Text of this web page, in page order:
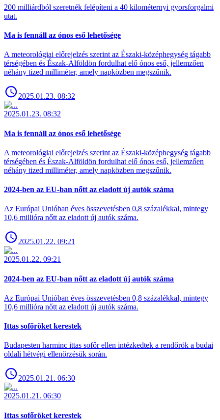
200 milliárdból szeretnék felépíteni a 40 kilométernyi gyorsforgalmi
utat.
Ma is fennáll az ónos eső lehetősége
A meteorológiai előrejelzés szerint az Északi-középhegység tágabb
térségében és Észak-Alföldön fordulhat elő ónos eső, jellemzően
néhány tized milliméter, amely napközben megszűnik.
2025.01.23. 08:32
2025.01.23. 08:32
Ma is fennáll az ónos eső lehetősége
A meteorológiai előrejelzés szerint az Északi-középhegység tágabb
térségében és Észak-Alföldön fordulhat elő ónos eső, jellemzően
néhány tized milliméter, amely napközben megszűnik.
2024-ben az EU-ban nőtt az eladott új autók száma
Az Európai Unióban éves összevetésben 0,8 százalékkal, mintegy
10,6 millióra nőtt az eladott új autók száma.
2025.01.22. 09:21
2025.01.22. 09:21
2024-ben az EU-ban nőtt az eladott új autók száma
Az Európai Unióban éves összevetésben 0,8 százalékkal, mintegy
10,6 millióra nőtt az eladott új autók száma.
Ittas sofőröket kerestek
Budapesten harminc ittas sofőr ellen intézkedtek a rendőrök a budai
oldali hétvégi ellenőrzésük során.
2025.01.21. 06:30
2025.01.21. 06:30
Ittas sofőröket kerestek